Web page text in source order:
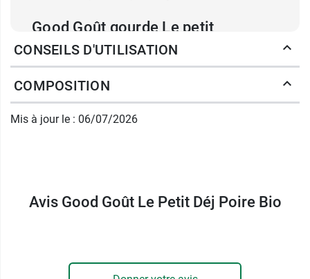
Good Goût gourde Le petit
déj Poire bio : Banane, poire, riz
Cette gourde contient des ingrédients issus de
elle est sans OGM. Son association de
acides gras.
Découvrez également les brassés Good Goût, par
CONSEILS D'UTILISATION
COMPOSITION
Mis à jour le : 06/07/2026
Avis Good Goût Le Petit Déj Poire Bio